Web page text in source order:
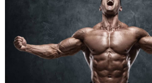
店舗紹介 / アクセス
よくあるご質問
お役立ちブログ